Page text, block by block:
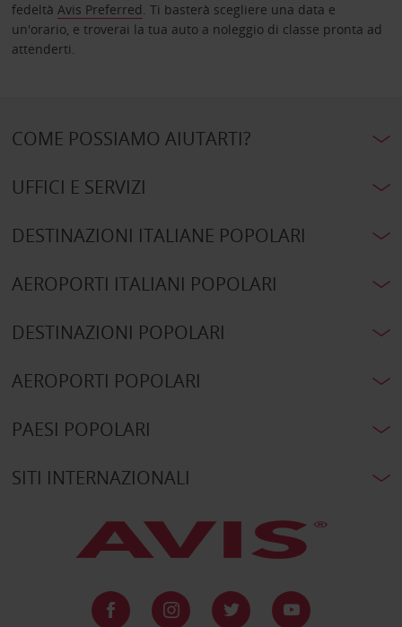
fedeltà Avis Preferred. Ti basterà scegliere una data e
un'orario, e troverai la tua auto a noleggio di classe pronta ad
attenderti.
COME POSSIAMO AIUTARTI?
UFFICI E SERVIZI
DESTINAZIONI ITALIANE POPOLARI
AEROPORTI ITALIANI POPOLARI
DESTINAZIONI POPOLARI
AEROPORTI POPOLARI
PAESI POPOLARI
SITI INTERNAZIONALI